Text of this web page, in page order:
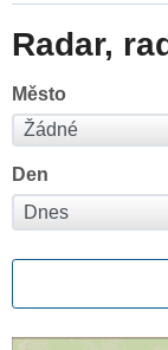
Radar,
Město
Den